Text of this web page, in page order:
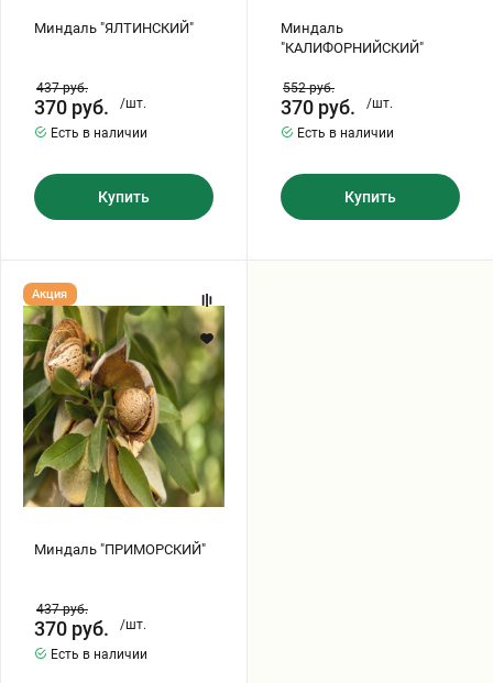
Миндаль "ЯЛТИНСКИЙ"
437руб.
370 руб.
/шт.
Есть в наличии
Купить
Миндаль
"КАЛИФОРНИЙСКИЙ"
552руб.
370 руб.
/шт.
Есть в наличии
Купить
Миндаль
"ПРИМОРСКИЙ"
Миндаль "ПРИМОРСКИЙ"
Акция
437руб.
370 руб.
/шт.
Есть в наличии